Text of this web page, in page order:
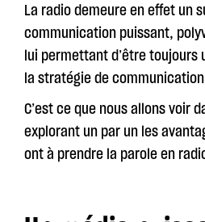
La radio demeure en effet un
communication puissant,
lui permettant d’être toujours
la stratégie de
C’est ce que nous allons voir
explorant un par un les
ont à prendre la parole en